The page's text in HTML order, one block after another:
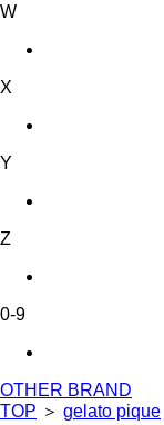
W
X
Y
Z
0-9
OTHER BRAND
TOP ＞ gelato pique